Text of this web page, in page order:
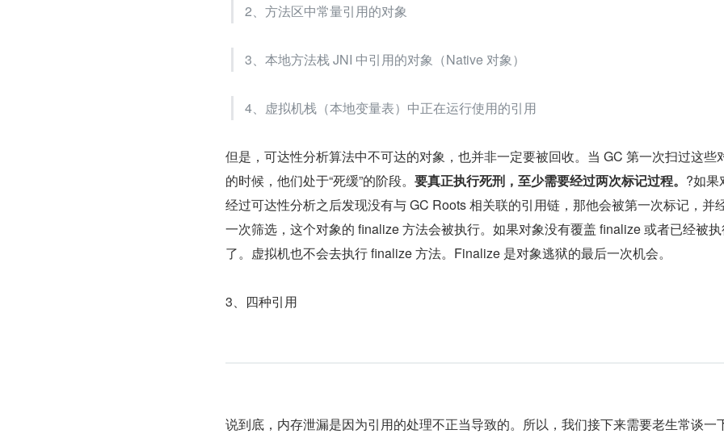
2、方法区中常量引用的对象
3、本地方法栈 JNI 中引用的对象（Native 对象）
4、虚拟机栈（本地变量表）中正在运行使用的引用
但是，可达性分析算法中不可达的对象，也并非一定要被回收。当 GC 第一次扫过这些
的时候，他们处于“死缓”的阶段。 要真正执行死刑，至少需要经过两次标记过程。 ?如果
经过可达性分析之后发现没有与 GC Roots 相关联的引用链，那他会被第一次标记，并
一次筛选，这个对象的 finalize 方法会被执行。如果对象没有覆盖 finalize 或者已经被
了。虚拟机也不会去执行 finalize 方法。Finalize 是对象逃狱的最后一次机会。
3、四种引用
说到底，内存泄漏是因为引用的处理不正当导致的。所以，我们接下来需要老生常谈一